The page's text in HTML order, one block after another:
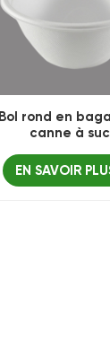
Bol rond en
canne à
EN SAVOIR